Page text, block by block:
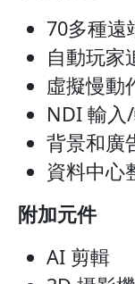
70多種遠
自動玩家
虛擬慢動
NDI 輸入
背景和廣
資料中心
附加元件
AI 剪輯